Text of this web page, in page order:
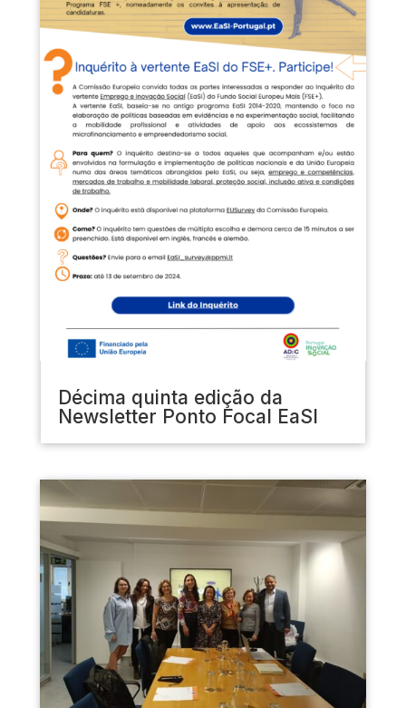
Décima quinta edição da
Newsletter Ponto Focal EaSI